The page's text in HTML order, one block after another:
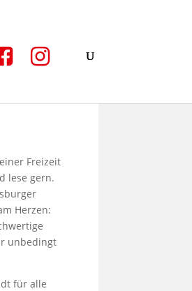
Freizeit
lese gern.
Herzen:
unbedingt
für alle